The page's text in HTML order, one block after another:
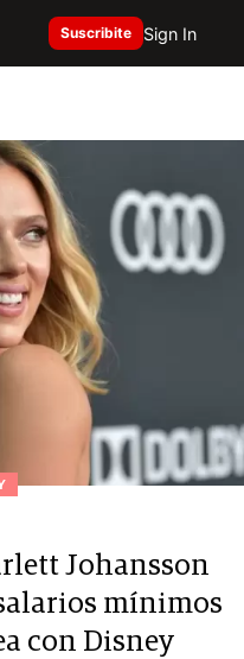
Suscribite Sign In
Johansson
mínimos
con Disney